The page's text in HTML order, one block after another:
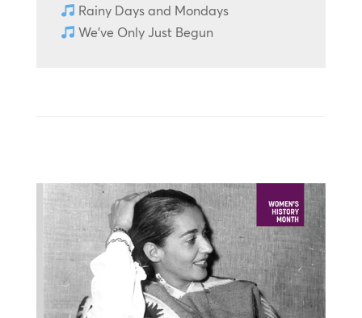
Rainy Days and Mondays
We’ve Only Just Begun